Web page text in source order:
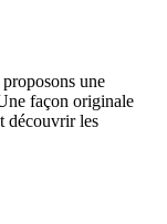
une
façon originale
découvrir les